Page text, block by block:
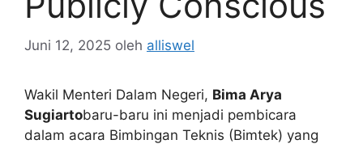
Juni 12, 2025 oleh alliswel
Wakil Menteri Dalam Negeri, Bima Arya
Sugiartobaru-baru ini menjadi pembicara
dalam acara Bimbingan Teknis (Bimtek) yang